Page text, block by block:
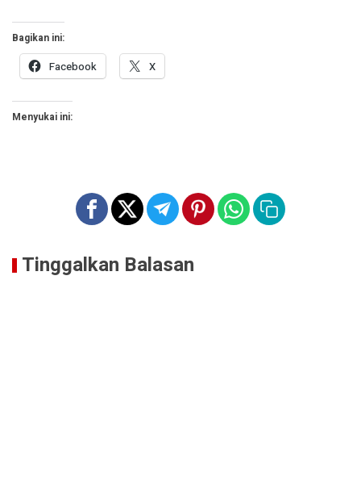
Bagikan ini:
Facebook X
Menyukai ini:
Tinggalkan Balasan